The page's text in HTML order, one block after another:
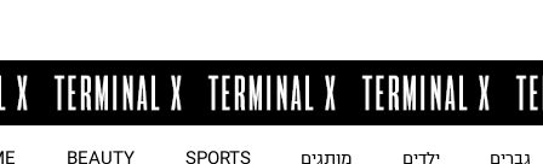
גברים ילדים מותגים SPORTS
BEAUTY